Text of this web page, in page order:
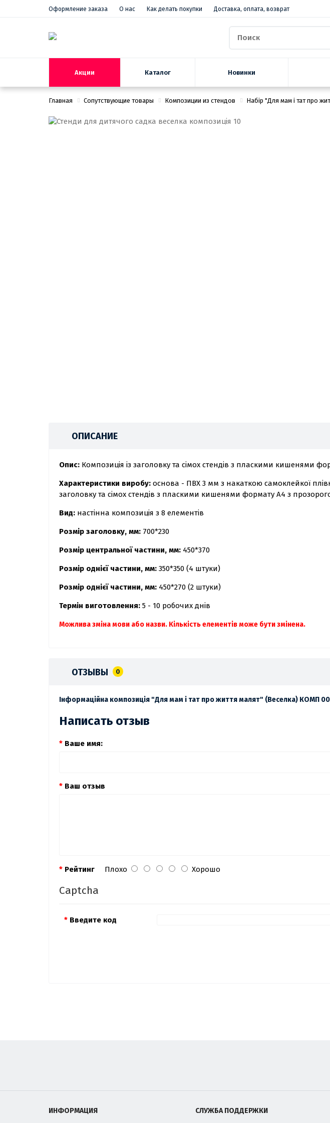
Оформление заказа О нас Как делать покупки Доставка, оплата, возврат
Акции Каталог Новинки
Главная Сопутствующие товары Композиции из стендов Набір "Для мам і тат про
ОПИСАНИЕ
Опис: Композиція із заголовку та сімох стендів з пласкими кишенями
Характеристики виробу: основа - ПВХ 3 мм з накаткою самоклейкої
заголовку та сімох стендів з пласкими кишенями формату А4 з
Вид: настінна композиція з 8 елементів
Розмір заголовку, мм: 700*230
Розмір центральної частини, мм: 450*370
Розмір однієї частини, мм: 350*350 (4 штуки)
Розмір однієї частини, мм: 450*270 (2 штуки)
Термін виготовлення: 5 - 10 робочих днів
Можлива зміна мови або назви. Кількість елементів може бути змінена.
ОТЗЫВЫ 0
Інформаційна композиція "Для мам і тат про життя малят" (Веселка) КОМП
Написать отзыв
Ваше имя:
Ваш отзыв
Рейтинг Плохо Хорошо
Captcha
Введите код
ИНФОРМАЦИЯ СЛУЖБА ПОДДЕРЖКИ